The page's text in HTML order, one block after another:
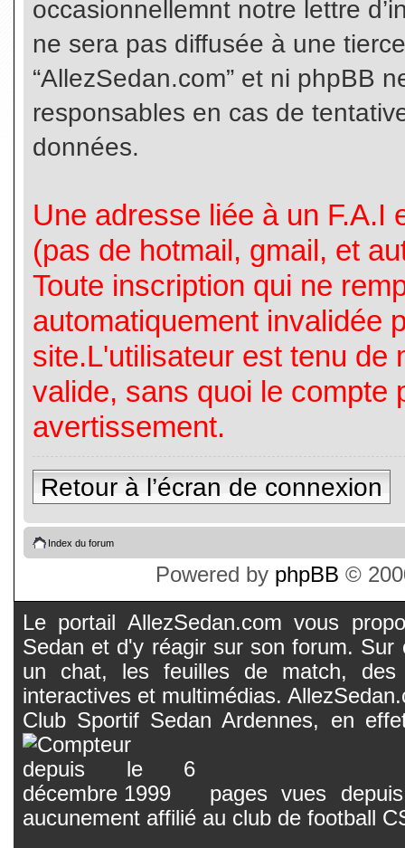
occasionnellemnt notre lettre
ne sera pas diffusée à une
“AllezSedan.com” et ni phpBB
responsables en cas de
données.
Une adresse liée à un F.A.I
(pas de hotmail, gmail, et
Toute inscription qui ne
automatiquement invalidée
site.L'utilisateur est tenu de
valide, sans quoi le compte
avertissement.
Retour à l’écran de connexion
Index du forum
Powered by phpBB ©
Le portail AllezSedan.com vous
Sedan et d'y réagir sur son forum.
un chat, les feuilles de match, des
interactives et multimédias.
Club Sportif Sedan Ardennes, en
pages vues
aucunement affilié au club de football